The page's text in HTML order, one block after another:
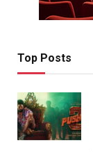
Top Posts